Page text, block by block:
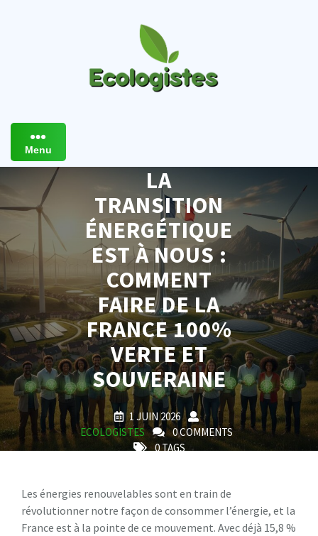
Menu
LA
TRANSITION
ÉNERGÉTIQUE
EST À NOUS :
COMMENT
FAIRE DE LA
FRANCE 100%
VERTE ET
SOUVERAINE
1 JUIN 2026
ECOLOGISTES
0 COMMENTS
0 TAGS
Les énergies renouvelables sont en train de
révolutionner notre façon de consommer l’énergie, et la
France est à la pointe de ce mouvement. Avec déjà 15,8 %